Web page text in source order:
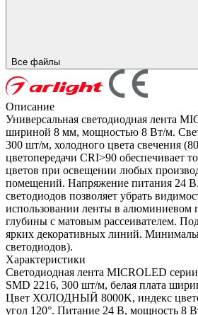
Все файлы
Описание
Универсальная светодиодная лента
шириной 8 мм, мощностью 8 Вт/м.
300 шт/м, холодного цвета свечения
цветопередачи CRI>90 обеспечивает
цветов при освещении любых
помещений. Напряжение питания 24
светодиодов позволяет убрать
использовании ленты в алюминиевом
глубины с матовым рассеивателем.
ярких декоративных линий.
светодиодов).
Характеристики
Светодиодная лента MICROLED
SMD 2216, 300 шт/м, белая плата
Цвет ХОЛОДНЫЙ 8000K, индекс
угол 120°. Питание 24 В, мощность 8